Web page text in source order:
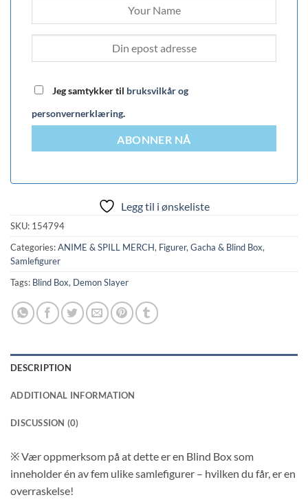
Jeg samtykker til bruksvilkår og
personvernerklæring.
ABONNER NÅ
Legg til i ønskeliste
SKU: 154794
Categories:ANIME & SPILL MERCH, Figurer, Gacha & Blind Box,
Samlefigurer
Tags: Blind Box, Demon Slayer
DESCRIPTION
ADDITIONAL INFORMATION
DISCUSSION (0)
※ Vær oppmerksom på at dette er en Blind Box som
inneholder én av fem ulike samlefigurer – hvilken du får, er en
overraskelse!